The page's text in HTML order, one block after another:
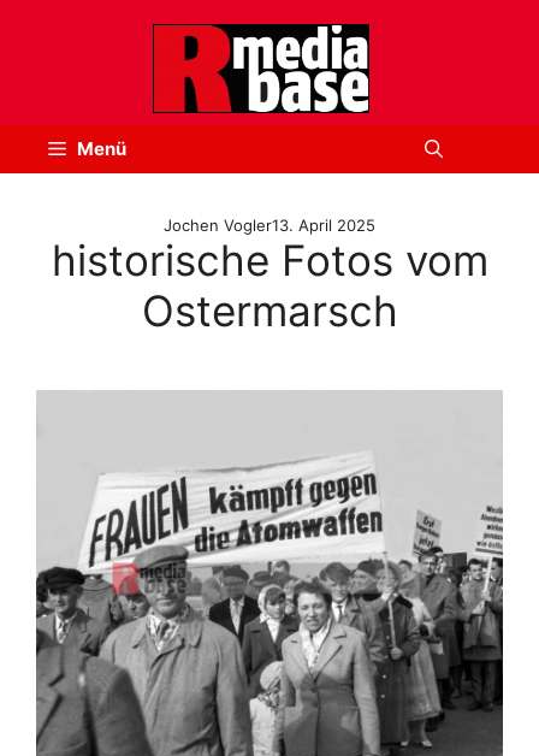
Menü
Jochen Vogler13. April 2025
historische Fotos vom
Ostermarsch